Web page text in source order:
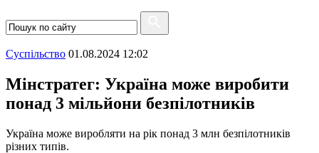
Суспiльство 01.08.2024 12:02
Мінстратег: Україна може виробити
понад 3 мільйони безпілотників
Україна може виробляти на рік понад 3 млн безпілотників
різних типів.